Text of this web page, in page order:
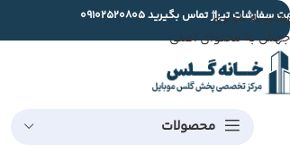
رفتن به ناوبری
جهش به محتوای اصلی
09102520805سفارشات تیراژ تماس بگیرید
محصولات